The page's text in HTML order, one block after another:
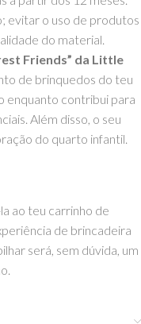
evitar o uso de produtos
do material.
Friends” da Little
de brinquedos do teu
enquanto contribui para
Além disso, o seu
do quarto infantil.
ao teu carrinho de
de brincadeira
será, sem dúvida, um